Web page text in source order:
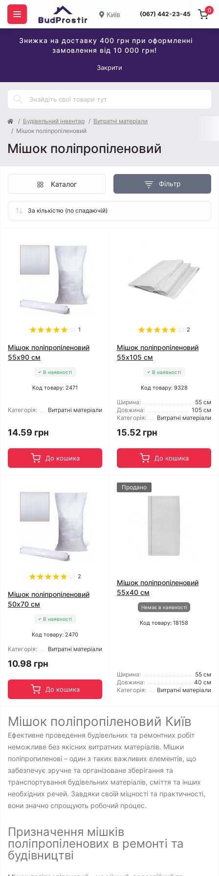
Київ (067) 442-23-45
Знижка на доставку 400 грн при оформленні
замовлення від 10 000 грн!
Закрити
0
Будівельний інвентар
Витратні матеріали
Мішок поліпропіленовий
Мішок поліпропіленовий
Фільтр
Каталог
1
Мішок поліпропіленовий
55x90 см
В наявності
Код товару: 2471
Категорія: Витратні матеріали
14.59 грн
До кошика
2
Мішок поліпропіленовий
55x105 см
В наявності
Код товару: 9328
Ширина:
55 см
Довжина:
105 см
Категорія:
Витратні матеріали
15.52 грн
До кошика
2
Мішок поліпропіленовий
50x70 см
В наявності
Код товару: 2470
Категорія: Витратні матеріали
10.98 грн
До кошика
Продано
Мішок поліпропіленовий
55x40 см
Немає в наявності
Код товару: 18158
Ширина:
55 см
Довжина:
40 см
Категорія:
Витратні матеріали
Мішок поліпропіленовий Київ
Ефективне проведення будівельних та ремонтних робіт
неможливе без якісних витратних матеріалів. Мішки
поліпропиленові – один з таких важливих елементів, що
забезпечує зручне та організоване зберігання та
транспортування будівельних матеріалів, сміття та інших
необхідних речей. Завдяки своїй міцності та практичності,
вони значно спрощують робочий процес.
Призначення мішків
поліпропіленових в ремонті та
будівництві